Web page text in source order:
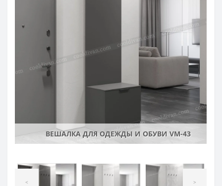
ВЕШАЛКА ДЛЯ ОДЕЖДЫ И ОБУВИ VM-43
< >